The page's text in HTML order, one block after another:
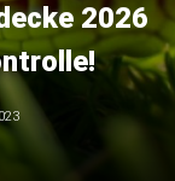
2026